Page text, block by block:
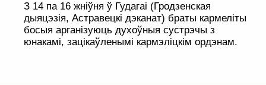
З 14 па 16 жніўня ў Гудагаі (Гродзенская
дыяцэзія, Астравецкі дэканат) браты кармеліты
босыя арганізуюць духоўныя сустрэчы з
юнакамі, зацікаўленымі кармэліцкім ордэнам.